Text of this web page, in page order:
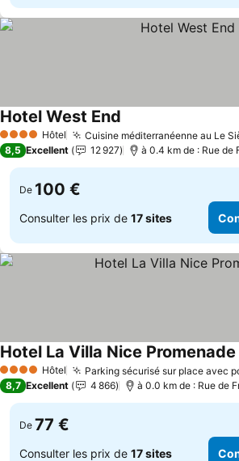
4 Étoiles Hôtel Cuisine méditerranéenne au Le
Hotel West End
8,5 Excellent 12 927 à 0.4 km de : Rue de
De 100 €
Consulter les prix de 17 sites
4 Étoiles Hôtel Parking sécurisé sur place avec
Hotel La Villa Nice Promenade
8,7 Excellent 4 866 à 0.0 km de : Rue de
De 77 €
Consulter les prix de 17 sites